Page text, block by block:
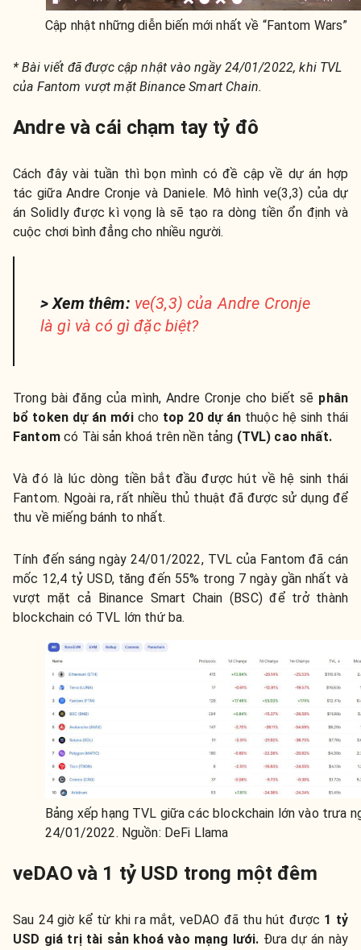
Cập nhật những diễn biến mới nhất về “Fantom Wars”
* Bài viết đã được cập nhật vào ngầy 24/01/2022, khi TVL
của Fantom vượt mặt Binance Smart Chain.
Andre và cái chạm tay tỷ đô
Cách đây vài tuần thì bọn mình có đề cập về dự án hợp
tác giữa Andre Cronje và Daniele. Mô hình ve(3,3) của dự
án Solidly được kì vọng là sẽ tạo ra dòng tiền ổn định và
cuộc chơi bình đẳng cho nhiều người.
> Xem thêm: ve(3,3) của Andre Cronje
là gì và có gì đặc biệt?
Trong bài đăng của mình, Andre Cronje cho biết sẽ phân
bổ token dự án mớicho top 20 dự án thuộc hệ sinh thái
Fantomcó Tài sản khoá trên nền tảng (TVL) cao nhất.
Và đó là lúc dòng tiền bắt đầu được hút về hệ sinh thái
Fantom. Ngoài ra, rất nhiều thủ thuật đã được sử dụng để
thu về miếng bánh to nhất.
Tính đến sáng ngày 24/01/2022, TVL của Fantom đã cán
mốc 12,4 tỷ USD, tăng đến 55% trong 7 ngày gần nhất và
vượt mặt cả Binance Smart Chain (BSC) để trở thành
blockchain có TVL lớn thứ ba.
Bảng xếp hạng TVL giữa các blockchain lớn vào trưa
24/01/2022. Nguồn: DeFi Llama
veDAO và 1 tỷ USD trong một đêm
Sau 24 giờ kể từ khi ra mắt, veDAO đã thu hút được 1 tỷ
USD giá trị tài sản khoá vào mạng lưới. Đưa dự án này